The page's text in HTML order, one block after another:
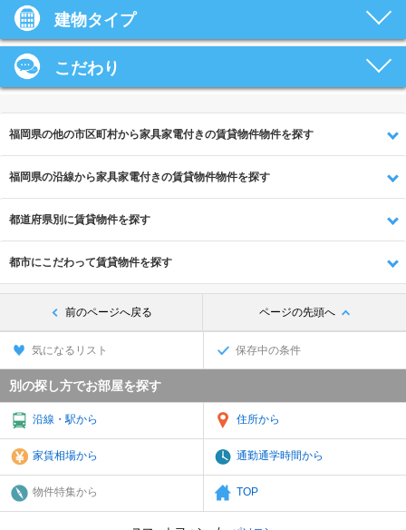
建物タイプ
こだわり
福岡県の他の市区町村から家具家電付きの賃貸物件物件を探す
福岡県の沿線から家具家電付きの賃貸物件物件を探す
都道府県別に賃貸物件を探す
都市にこだわって賃貸物件を探す
前のページへ戻る ページの先頭へ
気になるリスト 保存中の条件
別の探し方でお部屋を探す
沿線・駅から 住所から
家賃相場から 通勤通学時間から
物件特集から TOP